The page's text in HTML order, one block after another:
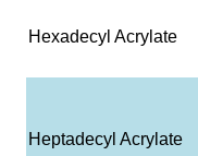
Hexadecyl Acrylate
Heptadecyl Acrylate